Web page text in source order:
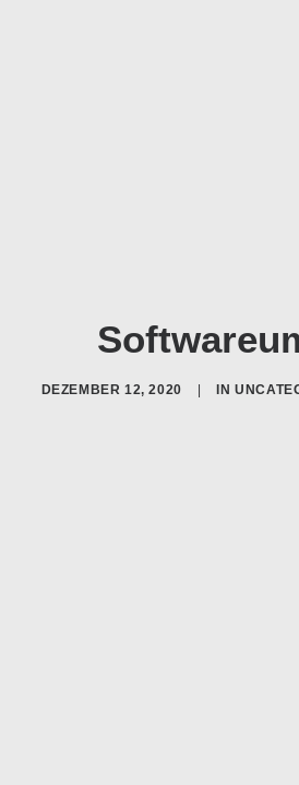
DEZEMBER 12, 2020 IN